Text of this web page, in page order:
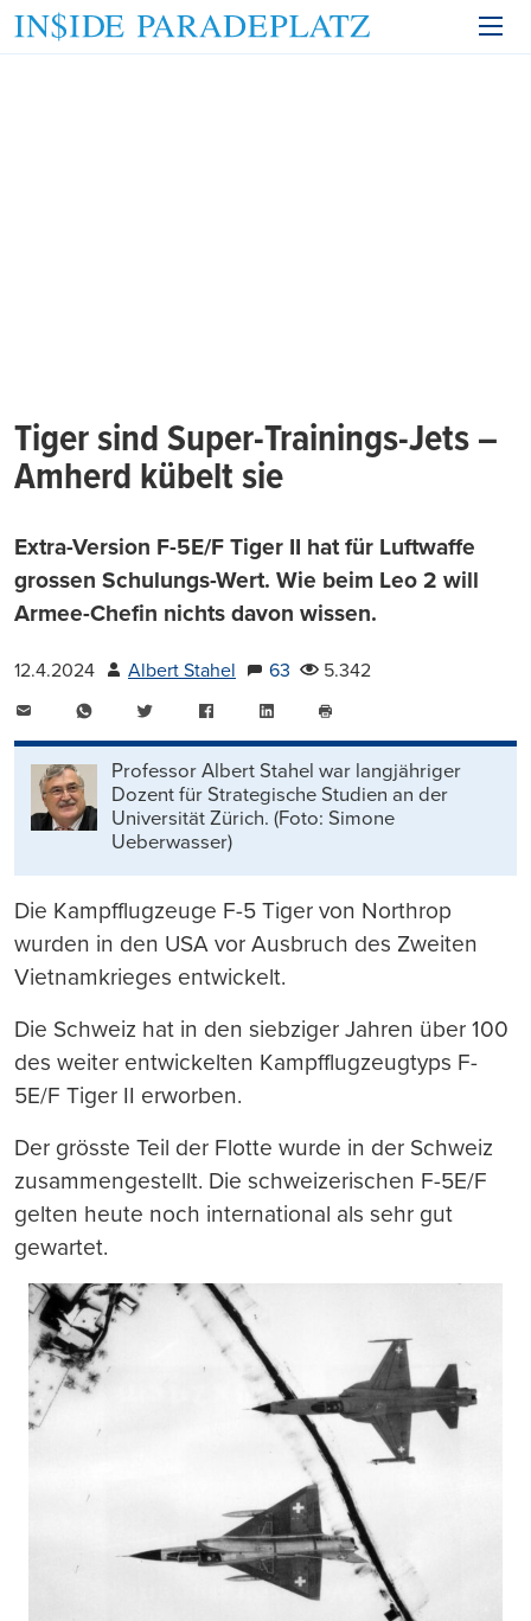
Tiger sind Super-Trainings-Jets –
Amherd kübelt sie
Extra-Version F-5E/F Tiger II hat für Luftwaffe
grossen Schulungs-Wert. Wie beim Leo 2 will
Armee-Chefin nichts davon wissen.
12.4.2024 Albert Stahel 63
5.342
WhatsAppTwitter FacebookLinkedIn
drucken
Professor Albert Stahel war langjähriger
Dozent für Strategische Studien an der
Universität Zürich. (Foto: Simone
Ueberwasser)
Die Kampfflugzeuge F-5 Tiger von Northrop
wurden in den USA vor Ausbruch des Zweiten
Vietnamkrieges entwickelt.
Die Schweiz hat in den siebziger Jahren über 100
des weiter entwickelten Kampfflugzeugtyps F-
5E/F Tiger II erworben.
Der grösste Teil der Flotte wurde in der Schweiz
zusammengestellt. Die schweizerischen F-5E/F
gelten heute noch international als sehr gut
gewartet.